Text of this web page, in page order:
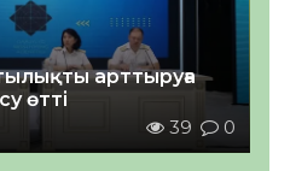
арттыруға
өтті
39 0